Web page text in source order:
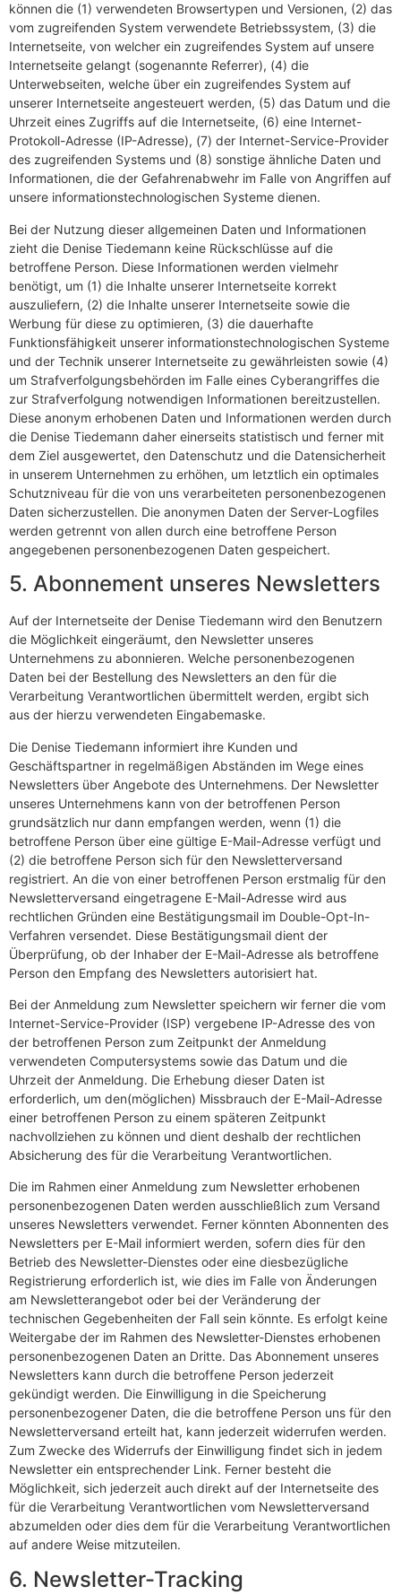
können die (1) verwendeten Browsertypen und Versionen, (2) das
vom zugreifenden System verwendete Betriebssystem, (3) die
Internetseite, von welcher ein zugreifendes System auf unsere
Internetseite gelangt (sogenannte Referrer), (4) die
Unterwebseiten, welche über ein zugreifendes System auf
unserer Internetseite angesteuert werden, (5) das Datum und die
Uhrzeit eines Zugriffs auf die Internetseite, (6) eine Internet-
Protokoll-Adresse (IP-Adresse), (7) der Internet-Service-Provider
des zugreifenden Systems und (8) sonstige ähnliche Daten und
Informationen, die der Gefahrenabwehr im Falle von Angriffen auf
unsere informationstechnologischen Systeme dienen.
Bei der Nutzung dieser allgemeinen Daten und Informationen
zieht die Denise Tiedemann keine Rückschlüsse auf die
betroffene Person. Diese Informationen werden vielmehr
benötigt, um (1) die Inhalte unserer Internetseite korrekt
auszuliefern, (2) die Inhalte unserer Internetseite sowie die
Werbung für diese zu optimieren, (3) die dauerhafte
Funktionsfähigkeit unserer informationstechnologischen Systeme
und der Technik unserer Internetseite zu gewährleisten sowie (4)
um Strafverfolgungsbehörden im Falle eines Cyberangriffes die
zur Strafverfolgung notwendigen Informationen bereitzustellen.
Diese anonym erhobenen Daten und Informationen werden durch
die Denise Tiedemann daher einerseits statistisch und ferner mit
dem Ziel ausgewertet, den Datenschutz und die Datensicherheit
in unserem Unternehmen zu erhöhen, um letztlich ein optimales
Schutzniveau für die von uns verarbeiteten personenbezogenen
Daten sicherzustellen. Die anonymen Daten der Server-Logfiles
werden getrennt von allen durch eine betroffene Person
angegebenen personenbezogenen Daten gespeichert.
5. Abonnement unseres Newsletters
Auf der Internetseite der Denise Tiedemann wird den Benutzern
die Möglichkeit eingeräumt, den Newsletter unseres
Unternehmens zu abonnieren. Welche personenbezogenen
Daten bei der Bestellung des Newsletters an den für die
Verarbeitung Verantwortlichen übermittelt werden, ergibt sich
aus der hierzu verwendeten Eingabemaske.
Die Denise Tiedemann informiert ihre Kunden und
Geschäftspartner in regelmäßigen Abständen im Wege eines
Newsletters über Angebote des Unternehmens. Der Newsletter
unseres Unternehmens kann von der betroffenen Person
grundsätzlich nur dann empfangen werden, wenn (1) die
betroffene Person über eine gültige E-Mail-Adresse verfügt und
(2) die betroffene Person sich für den Newsletterversand
registriert. An die von einer betroffenen Person erstmalig für den
Newsletterversand eingetragene E-Mail-Adresse wird aus
rechtlichen Gründen eine Bestätigungsmail im Double-Opt-In-
Verfahren versendet. Diese Bestätigungsmail dient der
Überprüfung, ob der Inhaber der E-Mail-Adresse als betroffene
Person den Empfang des Newsletters autorisiert hat.
Bei der Anmeldung zum Newsletter speichern wir ferner die vom
Internet-Service-Provider (ISP) vergebene IP-Adresse des von
der betroffenen Person zum Zeitpunkt der Anmeldung
verwendeten Computersystems sowie das Datum und die
Uhrzeit der Anmeldung. Die Erhebung dieser Daten ist
erforderlich, um den(möglichen) Missbrauch der E-Mail-Adresse
einer betroffenen Person zu einem späteren Zeitpunkt
nachvollziehen zu können und dient deshalb der rechtlichen
Absicherung des für die Verarbeitung Verantwortlichen.
Die im Rahmen einer Anmeldung zum Newsletter erhobenen
personenbezogenen Daten werden ausschließlich zum Versand
unseres Newsletters verwendet. Ferner könnten Abonnenten des
Newsletters per E-Mail informiert werden, sofern dies für den
Betrieb des Newsletter-Dienstes oder eine diesbezügliche
Registrierung erforderlich ist, wie dies im Falle von Änderungen
am Newsletterangebot oder bei der Veränderung der
technischen Gegebenheiten der Fall sein könnte. Es erfolgt keine
Weitergabe der im Rahmen des Newsletter-Dienstes erhobenen
personenbezogenen Daten an Dritte. Das Abonnement unseres
Newsletters kann durch die betroffene Person jederzeit
gekündigt werden. Die Einwilligung in die Speicherung
personenbezogener Daten, die die betroffene Person uns für den
Newsletterversand erteilt hat, kann jederzeit widerrufen werden.
Zum Zwecke des Widerrufs der Einwilligung findet sich in jedem
Newsletter ein entsprechender Link. Ferner besteht die
Möglichkeit, sich jederzeit auch direkt auf der Internetseite des
für die Verarbeitung Verantwortlichen vom Newsletterversand
abzumelden oder dies dem für die Verarbeitung Verantwortlichen
auf andere Weise mitzuteilen.
6. Newsletter-Tracking